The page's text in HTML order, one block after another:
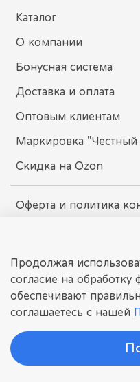
Каталог
О компании
Бонусная система
Доставка и оплата
Оптовым клиентам
Маркировка "Честный
Скидка на Ozon
Оферта и политика
dissomarket.ru
© 2025 Любое
разрешения запрещено
Продолжая
согласие на
обеспечивают
соглашаетесь с нашей